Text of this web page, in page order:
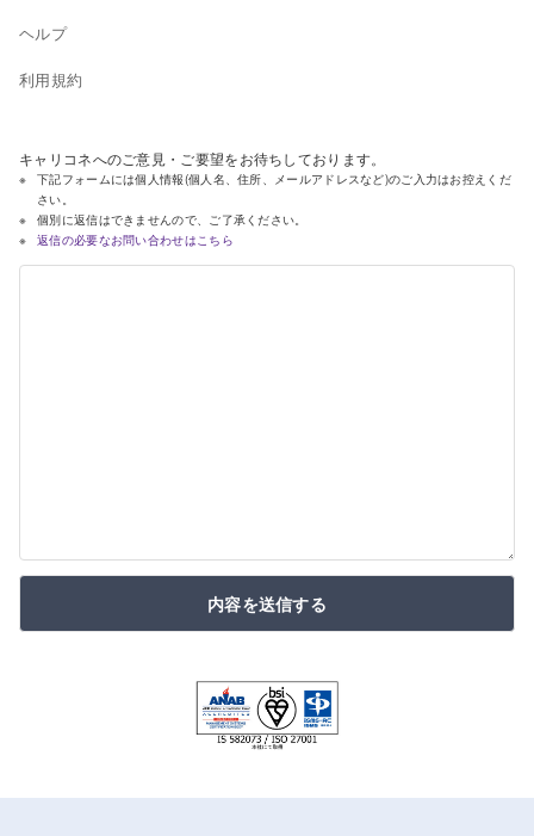
ヘルプ
利用規約
キャリコネへのご意見・ご要望をお待ちしております。
下記フォームには個人情報(個人名、住所、メールアドレスなど)のご入力はお控えくだ
さい。
個別に返信はできませんので、ご了承ください。
返信の必要なお問い合わせはこちら
内容を送信する